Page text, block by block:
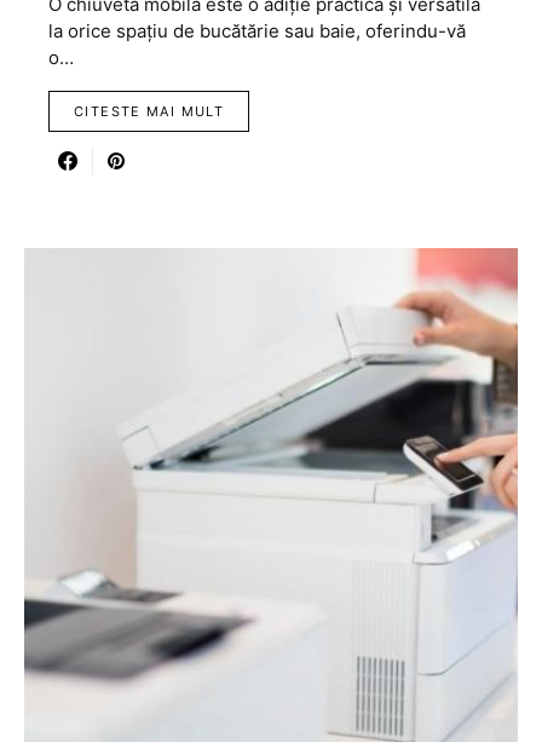
O chiuvetă mobilă este o adiție practică și versatilă
la orice spațiu de bucătărie sau baie, oferindu-vă
o…
CITESTE MAI MULT